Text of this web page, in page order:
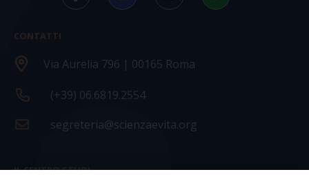
CONTATTI
Via Aurelia 796 | 00165 Roma
(+39) 06.6819.2554
segreteria@scienzaevita.org
IL CENTRO STUDI